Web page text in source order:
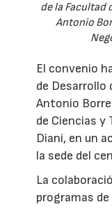
de la Facultad
Antonio
El convenio
de Desarrollo
Antonio
de Ciencias y
Diani, en un
la sede del
La
programas